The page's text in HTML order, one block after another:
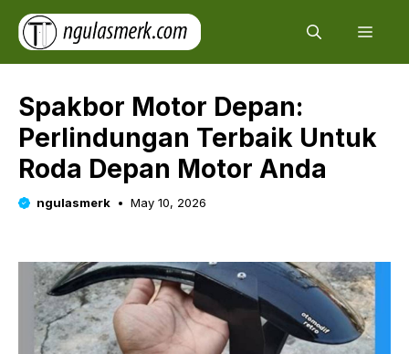
Skip
content
Spakbor Motor Depan:
Perlindungan Terbaik Untuk
Roda Depan Motor Anda
ngulasmerk May 10, 2026